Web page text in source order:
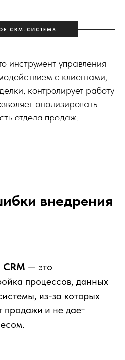
CRM-СИСТЕМА
инструмент управления
с клиентами,
контролирует работу
анализировать
отдела продаж.
внедрения
— это
процессов, данных
из-за которых
продажи и не дает